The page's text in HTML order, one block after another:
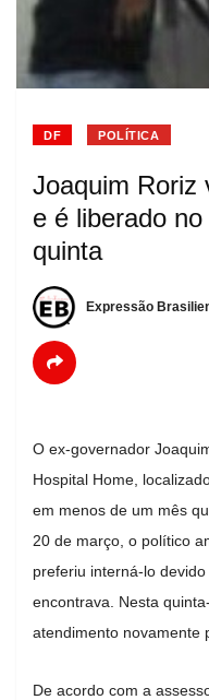
DF POLÍTICA
Joaquim Roriz
e é liberado
quinta
Expressão
O ex-governador
Hospital Home,
em menos de um mês
20 de março, o político
preferiu interná-lo
encontrava. Nesta
atendimento novamente
De acordo com a